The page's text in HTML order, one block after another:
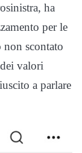
ha
per le
scontato
valori
a parlare